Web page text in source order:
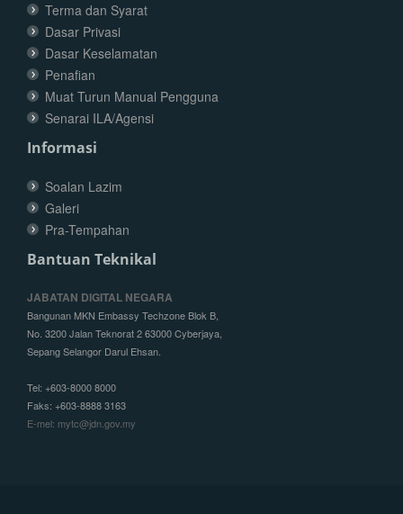
Terma dan Syarat
Dasar Privasi
Dasar Keselamatan
Penafian
Muat Turun Manual Pengguna
Senarai ILA/Agensi
Informasi
Soalan Lazim
Galeri
Pra-Tempahan
Bantuan Teknikal
JABATAN DIGITAL NEGARA
Bangunan MKN Embassy Techzone Blok B,
No. 3200 Jalan Teknorat 2 63000 Cyberjaya,
Sepang Selangor Darul Ehsan.
Tel: +603-8000 8000
Faks: +603-8888 3163
E-mel: mytc@jdn.gov.my